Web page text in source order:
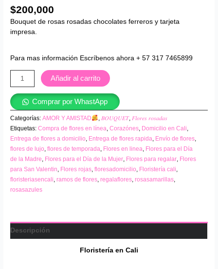
$200,000
Bouquet de rosas rosadas chocolates ferreros y tarjeta
impresa.
Para mas información Escríbenos ahora + 57 317 7465899
Añadir al carrito
Comprar por WhastApp
Categorías:AMOR Y AMISTAD ,𝐵𝑂𝑈𝑄𝑈𝐸𝑇,𝐹𝑙𝑜𝑟𝑒𝑠 𝑟𝑜𝑠𝑎𝑑𝑎𝑠
Etiquetas:Compra de flores en línea,Corazónes, Domicilio en Cali,
Entrega de flores a domicilio, Entrega de flores rapida, Envío de flores,
flores de lujo,flores de temporada, Flores en linea, Flores para el Día
de la Madre, Flores para el Día de la Mujer, Flores para regalar, Flores
para San Valentin, Flores rojas,floresadomicilio, Floristería cali,
floristeriasencali,ramos de flores,regalaflores,rosasamarillas,
rosasazules
Descripción
Floristería en Cali